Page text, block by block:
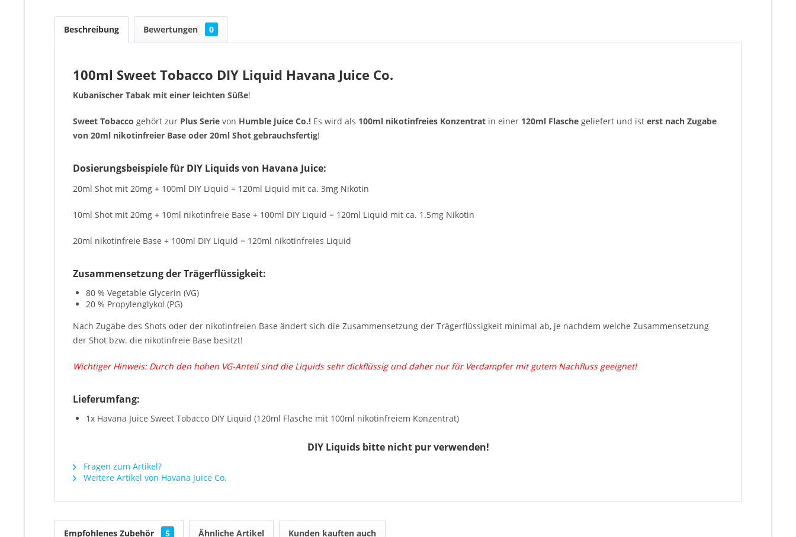
Beschreibung Bewertungen 0
100ml Sweet Tobacco DIY Liquid Havana Juice Co.
Kubanischer Tabak mit einer leichten Süße!
Sweet Tobacco gehört zur Plus Serie von Humble Juice Co.! Es wird als 100ml nikotinfreies Konzentrat in einer 120ml Flasche geliefert und ist erst nach Zugabe
von 20ml nikotinfreier Base oder 20ml Shot gebrauchsfertig!
Dosierungsbeispiele für DIY Liquids von Havana Juice:
20ml Shot mit 20mg + 100ml DIY Liquid = 120ml Liquid mit ca. 3mg Nikotin
10ml Shot mit 20mg + 10ml nikotinfreie Base + 100ml DIY Liquid = 120ml Liquid mit ca. 1.5mg Nikotin
20ml nikotinfreie Base + 100ml DIY Liquid = 120ml nikotinfreies Liquid
Zusammensetzung der Trägerflüssigkeit:
80 % Vegetable Glycerin (VG)
20 % Propylenglykol (PG)
Nach Zugabe des Shots oder der nikotinfreien Base ändert sich die Zusammensetzung der Trägerflüssigkeit minimal ab, je nachdem welche Zusammensetzung
der Shot bzw. die nikotinfreie Base besitzt!
Wichtiger Hinweis: Durch den hohen VG-Anteil sind die Liquids sehr dickflüssig und daher nur für Verdampfer mit gutem Nachfluss geeignet!
Lieferumfang:
1x Havana Juice Sweet Tobacco DIY Liquid (120ml Flasche mit 100ml nikotinfreiem Konzentrat)
DIY Liquids bitte nicht pur verwenden!
Fragen zum Artikel?
Weitere Artikel von Havana Juice Co.
Empfohlenes Zubehör 5 Ähnliche Artikel Kunden kauften auch